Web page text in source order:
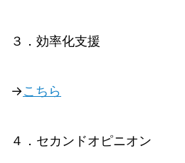
３．効率化支援
→こちら
４．セカンドオピニオン